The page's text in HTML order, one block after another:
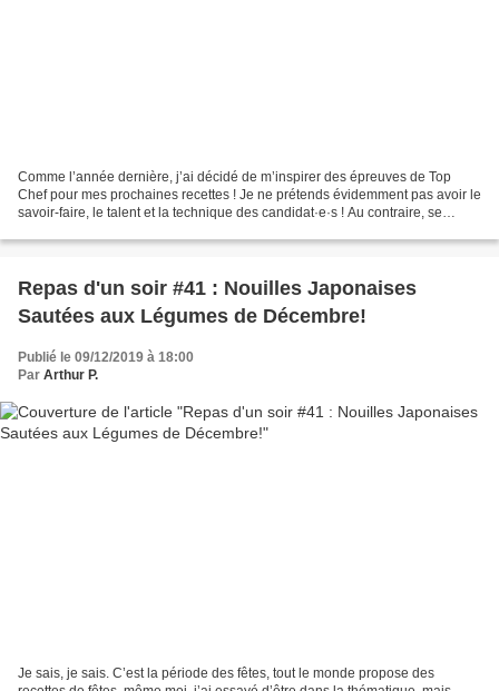
Comme l’année dernière, j’ai décidé de m’inspirer des épreuves de Top
Chef pour mes prochaines recettes ! Je ne prétends évidemment pas avoir le
savoir-faire, le talent et la technique des candidat·e·s ! Au contraire, se
Repas d'un soir #41 : Nouilles Japonaises
Sautées aux Légumes de Décembre!
Publié le 09/12/2019 à 18:00
Par Arthur P.
Je sais, je sais. C’est la période des fêtes, tout le monde propose des